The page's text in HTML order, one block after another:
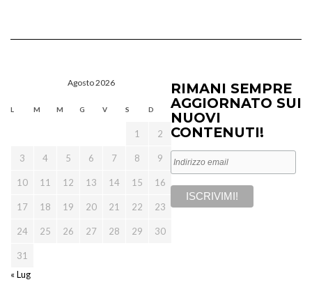
Agosto 2026
L M M G V S D
1 2
3 4 5 6 7 8 9
10 11 12 13 14 15 16
17 18 19 20 21 22 23
24 25 26 27 28 29 30
31
« Lug
RIMANI SEMPRE
AGGIORNATO SUI
NUOVI
CONTENUTI!